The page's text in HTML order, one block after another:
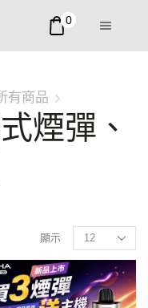
0
有商品
煙彈、
顯示